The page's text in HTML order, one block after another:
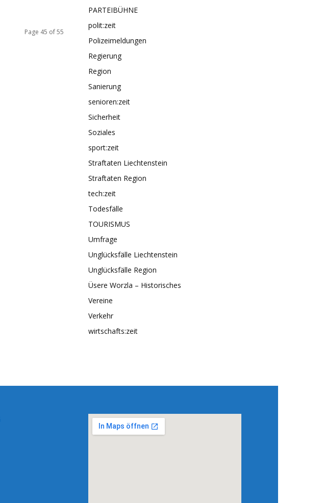
Page 45 of 55
PARTEIBÜHNE
polit:zeit
Polizeimeldungen
Regierung
Region
Sanierung
senioren:zeit
Sicherheit
Soziales
sport:zeit
Straftaten Liechtenstein
Straftaten Region
tech:zeit
Todesfälle
TOURISMUS
Umfrage
Unglücksfälle Liechtenstein
Unglücksfälle Region
Üsere Worzla – Historisches
Vereine
Verkehr
wirtschafts:zeit